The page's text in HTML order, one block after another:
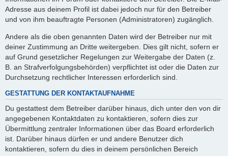
Adresse aus deinem Profil ist dabei jedoch nur für den Betreiber
und von ihm beauftragte Personen (Administratoren) zugänglich.
Andere als die oben genannten Daten wird der Betreiber nur mit
deiner Zustimmung an Dritte weitergeben. Dies gilt nicht, sofern er
auf Grund gesetzlicher Regelungen zur Weitergabe der Daten (z.
B. an Strafverfolgungsbehörden) verpflichtet ist oder die Daten zur
Durchsetzung rechtlicher Interessen erforderlich sind.
GESTATTUNG DER KONTAKTAUFNAHME
Du gestattest dem Betreiber darüber hinaus, dich unter den von dir
angegebenen Kontaktdaten zu kontaktieren, sofern dies zur
Übermittlung zentraler Informationen über das Board erforderlich
ist. Darüber hinaus dürfen er und andere Benutzer dich
kontaktieren, sofern du dies in deinem persönlichen Bereich